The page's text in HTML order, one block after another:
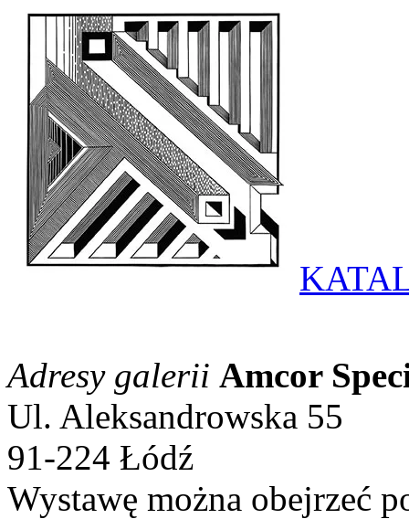
Adresy galerii Amcor
Ul. Aleksandrowska 55
91-224 Łódź
Wystawę można obejrzeć